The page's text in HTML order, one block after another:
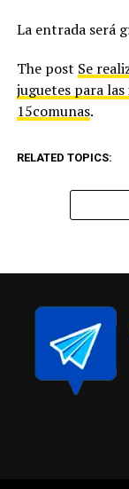
La entrada será
The post Se
juguetes para
15comunas.
RELATED TOPICS: